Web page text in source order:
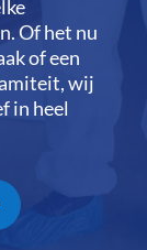
Of het nu
of een
wij
in heel